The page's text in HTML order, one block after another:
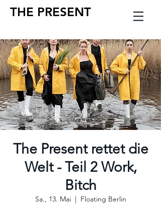
THE PRESENT
The Present rettet die
Welt - Teil 2 Work,
Bitch
Sa., 13. Mai
  |
Floating Berlin